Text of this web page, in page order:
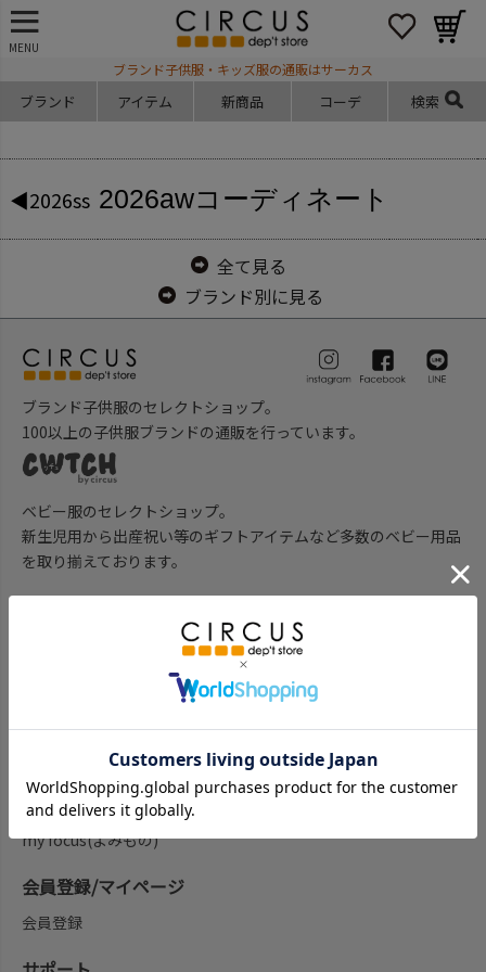
MENU
ブランド子供服・キッズ服の通販はサーカス
ブランド アイテム 新商品 コーデ 検索
◀2026ss 2026awコーディネート
全て見る
ブランド別に見る
ブランド子供服のセレクトショップ。
100以上の子供服ブランドの通販を行っています。
ベビー服のセレクトショップ。
新生児用から出産祝い等のギフトアイテムなど多数のベビー用品
を取り揃えております。
子供服をアイテム一覧から探す
予約
セール
my focus(よみもの)
会員登録/マイページ
会員登録